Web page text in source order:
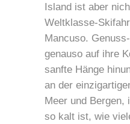
Island ist aber
Weltklasse-
Mancuso.
genauso auf ihre
sanfte Hänge
an der
Meer und Bergen,
so kalt ist, wie